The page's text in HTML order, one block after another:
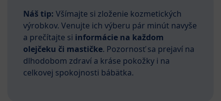
Náš tip: Všímajte si zloženie kozmetických
výrobkov. Venujte ich výberu pár minút navyše
a prečítajte si informácie na každom
olejčeku či mastičke. Pozornosť sa prejaví na
dlhodobom zdraví a kráse pokožky i na
celkovej spokojnosti bábätka.